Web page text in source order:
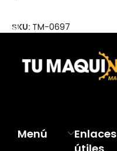
SKU: TM-0697
Menú
Enlaces